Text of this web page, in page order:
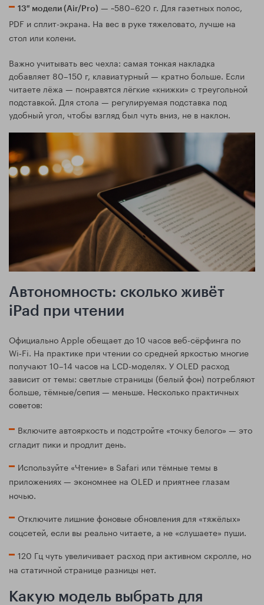
13″ модели (Air/Pro) — ~580–620 г. Для газетных полос,
PDF и сплит-экрана. На вес в руке тяжеловато, лучше на
стол или колени.
Важно учитывать вес чехла: самая тонкая накладка
добавляет 80–150 г, клавиатурный — кратно больше. Если
читаете лёжа — понравятся лёгкие «книжки» с треугольной
подставкой. Для стола — регулируемая подставка под
удобный угол, чтобы взгляд был чуть вниз, не в наклон.
Автономность: сколько живёт
iPad при чтении
Официально Apple обещает до 10 часов веб-сёрфинга по
Wi‑Fi. На практике при чтении со средней яркостью многие
получают 10–14 часов на LCD-моделях. У OLED расход
зависит от темы: светлые страницы (белый фон) потребляют
больше, тёмные/сепия — меньше. Несколько практичных
советов:
Включите автояркость и подстройте «точку белого» — это
сгладит пики и продлит день.
Используйте «Чтение» в Safari или тёмные темы в
приложениях — экономнее на OLED и приятнее глазам
ночью.
Отключите лишние фоновые обновления для «тяжёлых»
соцсетей, если вы реально читаете, а не «слушаете» пуши.
120 Гц чуть увеличивает расход при активном скролле, но
на статичной странице разницы нет.
Какую модель выбрать для